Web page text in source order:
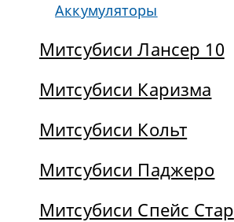
Аккумуляторы
Митсубиси Лансер 10
Митсубиси Каризма
Митсубиси Кольт
Митсубиси Паджеро
Митсубиси Спейс Стар